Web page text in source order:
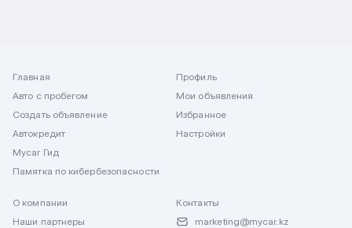
Главная
Авто с пробегом
Создать объявление
Автокредит
Mycar Гид
Памятка по кибербезопасности
Профиль
Мои объявления
Избранное
Настройки
О компании
Наши партнеры
Контакты
marketing@mycar.kz